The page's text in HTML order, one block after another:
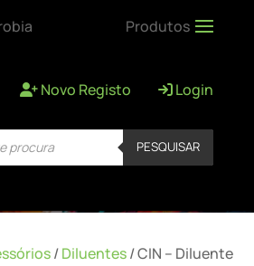
Novo Registo Login
PESQUISAR
/Diluentes/ CIN – Diluente